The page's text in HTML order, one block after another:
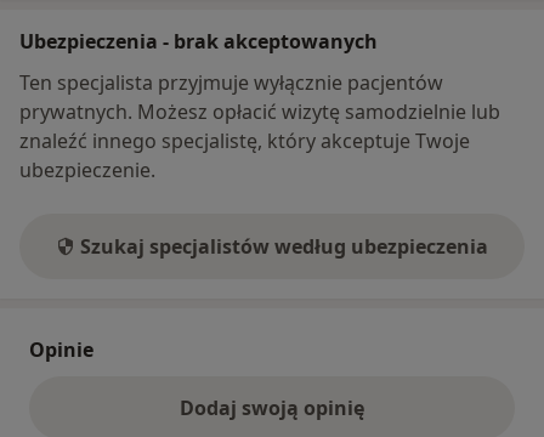
Ubezpieczenia - brak akceptowanych
Ten specjalista przyjmuje wyłącznie pacjentów
prywatnych. Możesz opłacić wizytę samodzielnie lub
znaleźć innego specjalistę, który akceptuje Twoje
ubezpieczenie.
Szukaj specjalistów według ubezpieczenia
Opinie
Dodaj swoją opinię